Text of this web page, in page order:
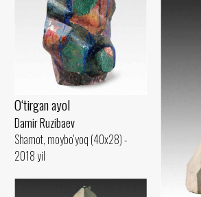
O‘tirgan ayol
Damir Ruzibaev
Shamot, moybo‘yoq (40x28) -
2018 yil